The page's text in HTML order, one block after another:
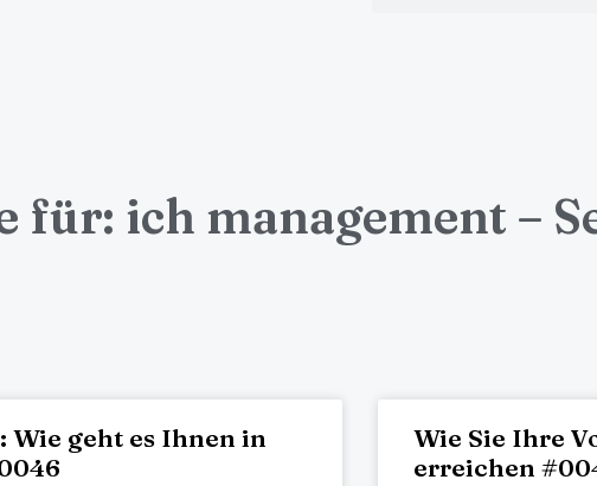
für: ich management –
Wie geht es Ihnen in
Wie Sie Ihre
erreichen